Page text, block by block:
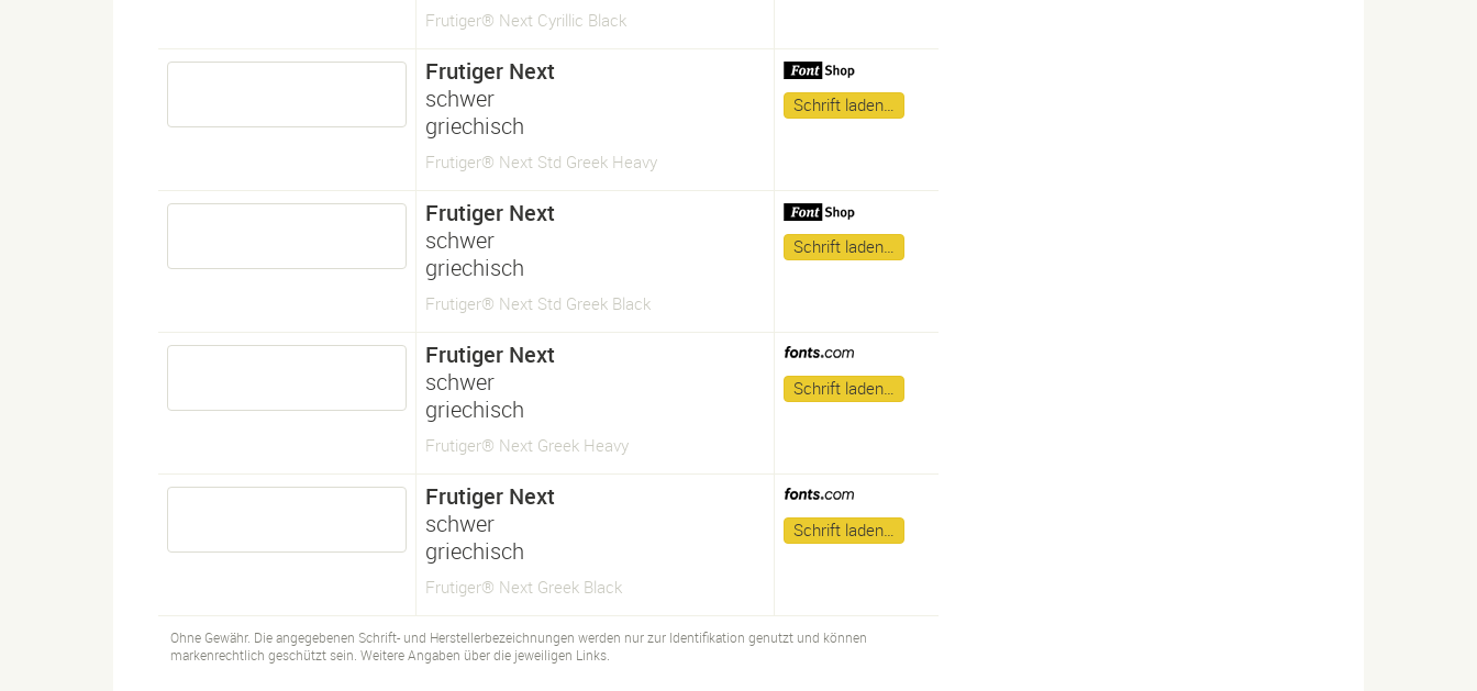
Frutiger® Next Cyrillic Black
Frutiger Next
schwer
griechisch
Frutiger® Next Std Greek Heavy
Schrift laden…
Frutiger Next
schwer
griechisch
Frutiger® Next Std Greek Black
Schrift laden…
Frutiger Next
schwer
griechisch
Frutiger® Next Greek Heavy
Schrift laden…
Frutiger Next
schwer
griechisch
Frutiger® Next Greek Black
Schrift laden…
Ohne Gewähr. Die angegebenen Schrift- und Herstellerbezeichnungen werden nur zur Identifikation genutzt und können
markenrechtlich geschützt sein. Weitere Angaben über die jeweiligen Links.